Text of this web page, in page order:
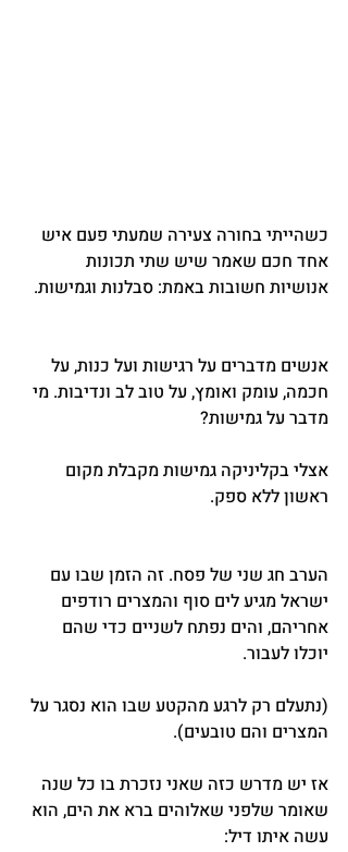
כשהייתי בחורה צעירה שמעתי פעם איש
אחד חכם שאמר שיש שתי תכונות
אנושיות חשובות באמת: סבלנות וגמישות.
אנשים מדברים על רגישות ועל כנות, על
חכמה, עומק ואומץ, על טוב לב ונדיבות. מי
מדבר על גמישות?
אצלי בקליניקה גמישות מקבלת מקום
ראשון ללא ספק.
הערב חג שני של פסח. זה הזמן שבו עם
ישראל מגיע לים סוף והמצרים רודפים
אחריהם, והים נפתח לשניים כדי שהם
יוכלו לעבור.
(נתעלם רק לרגע מהקטע שבו הוא נסגר על
המצרים והם טובעים).
אז יש מדרש כזה שאני נזכרת בו כל שנה
שאומר שלפני שאלוהים ברא את הים, הוא
עשה איתו דיל: